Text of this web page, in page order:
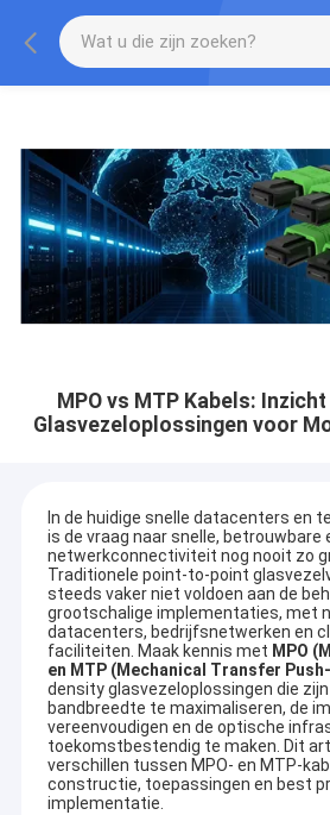
MPO vs MTP Kabels:
Glasvezeloplossingen voor
In de huidige snelle datacenters en
is de vraag naar snelle, betrouwbare
netwerkconnectiviteit nog nooit zo
Traditionele point-to-point
steeds vaker niet voldoen aan de
grootschalige implementaties, met
datacenters, bedrijfsnetwerken en
faciliteiten. Maak kennis met MPO
en MTP (Mechanical Transfer
density glasvezeloplossingen die
bandbreedte te maximaliseren, de
vereenvoudigen en de optische
toekomstbestendig te maken. Dit
verschillen tussen MPO- en MTP-
constructie, toepassingen en best
implementatie.